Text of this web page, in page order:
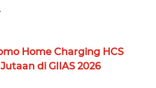
Home Charging HCS
di GIIAS 2026